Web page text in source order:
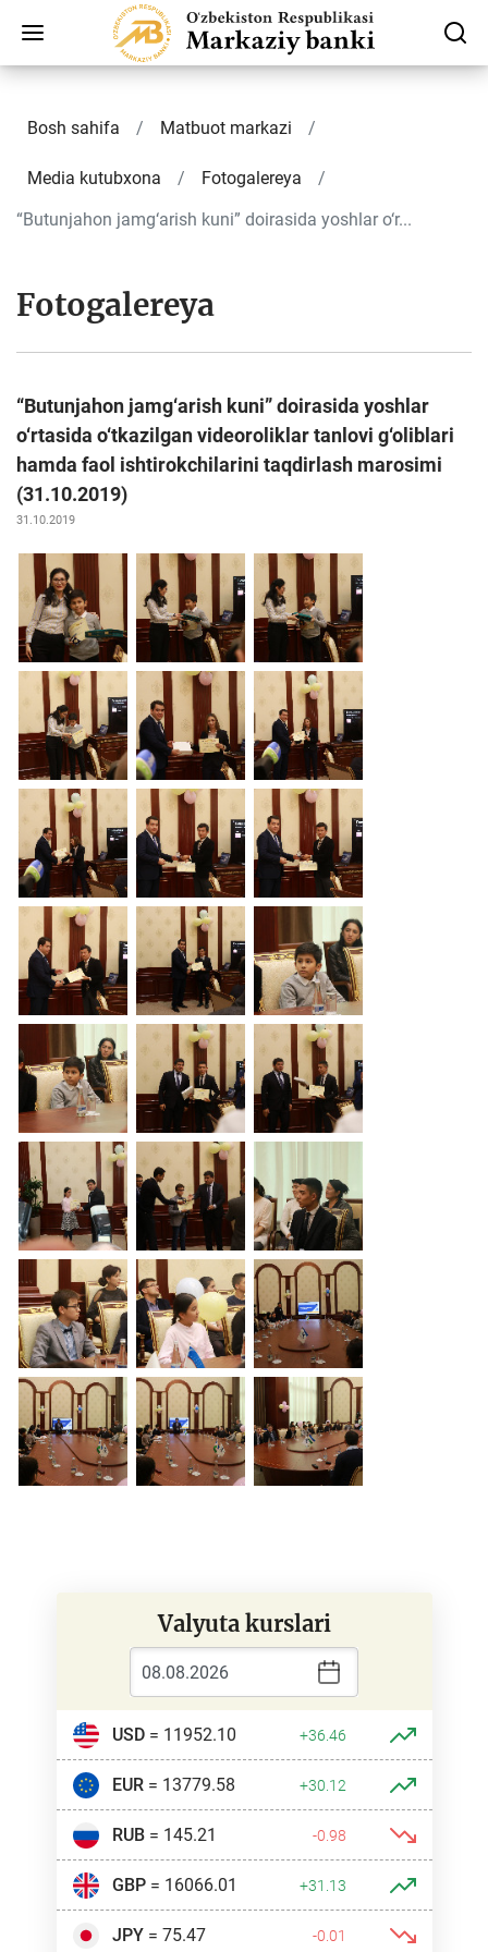
Bosh sahifa Matbuot markazi
Media kutubxona
Fotogalereya
“Butunjahon jamg‘arish kuni” doirasida yoshlar o‘r...
Fotogalereya
“Butunjahon jamg‘arish kuni” doirasida yoshlar
o‘rtasida o‘tkazilgan videoroliklar tanlovi g‘oliblari
hamda faol ishtirokchilarini taqdirlash marosimi
(31.10.2019)
31.10.2019
Valyuta kurslari
USD= 11952.10 +36.46
EUR= 13779.58 +30.12
RUB= 145.21 -0.98
GBP= 16066.01 +31.13
JPY= 75.47 -0.01